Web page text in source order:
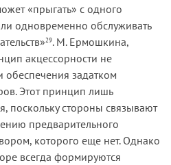
«прыгать» с одного
одновременно обслуживать
29. М. Ермошкина,
акцессорности не
обеспечения задатком
Этот принцип лишь
поскольку стороны связывают
предварительного
которого еще нет. Однако
всегда формируются